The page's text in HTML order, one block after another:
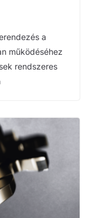
a
működéséhez
rendszeres